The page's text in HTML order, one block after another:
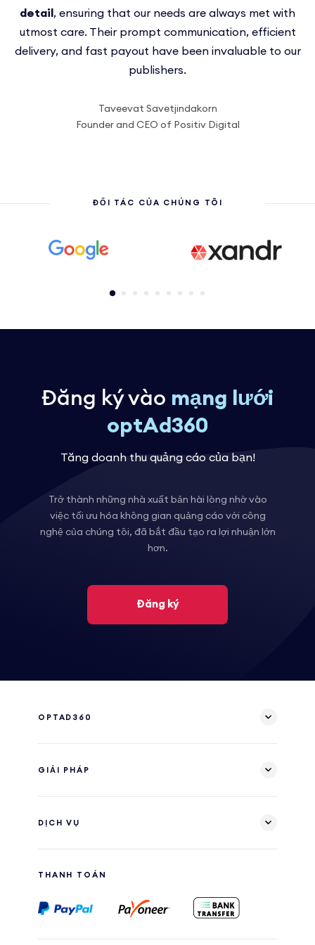
detail , ensuring that our needs are always met with
utmost care. Their prompt communication, efficient
delivery, and fast payout have been invaluable to our
publishers.
Taveevat Savetjindakorn
Founder and CEO of Positiv Digital
We highly recommend optAd360 to any publisher
seeking a top-notch partner.
choose only the best for us
collaboration.
I recommend optAd360 to
anyone seeking a reliable monetization partner!
ĐỐI TÁC CỦA CHÚNG TÔI
Đăng ký vào mạng lưới
optAd360
Tăng doanh thu quảng cáo của bạn!
Trở thành những nhà xuất bản hài lòng nhờ vào
việc tối ưu hóa không gian quảng cáo với công
nghệ của chúng tôi, đã bắt đầu tạo ra lợi nhuận lớn
hơn.
Đăng ký
OPTAD360
GIẢI PHÁP
DỊCH VỤ
THANH TOÁN